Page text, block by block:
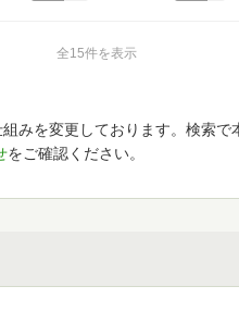
全15件を表示
みを変更しております。検索で
をご確認ください。